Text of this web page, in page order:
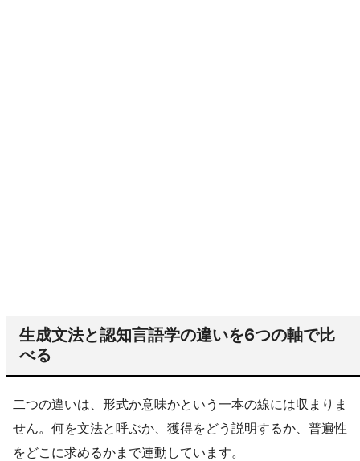
生成文法と認知言語学の違いを6つの軸で比
べる
二つの違いは、形式か意味かという一本の線には収まりま
せん。何を文法と呼ぶか、獲得をどう説明するか、普遍性
をどこに求めるかまで連動しています。